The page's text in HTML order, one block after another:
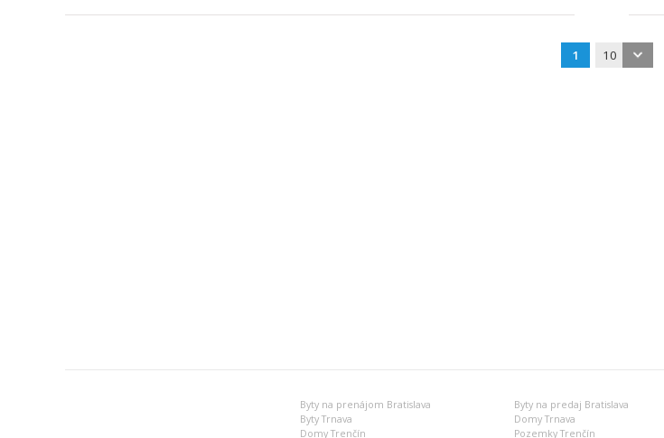
1 10
Byty na prenájom Bratislava Byty na predaj Bratislava
Byty Trnava
Domy Trnava
Domy Trenčín
Pozemky Trenčín